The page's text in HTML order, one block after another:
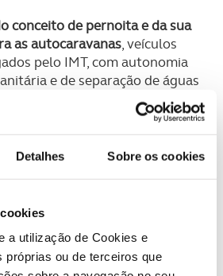
Detalhes Sobre os cookies
a utilização de Cookies e
próprias ou de terceiros que
conceito de pernoita e da sua
as autocaravanas, veículos
pelo IMT, com autonomia
e de separação de águas
conceito de autocaravanapara
autocaravanas não
classificação de veículos M1
pelo IMT.
em uso de viagem de
pública, até 72h consecutivas,
jurisdição municipal nos termos
de